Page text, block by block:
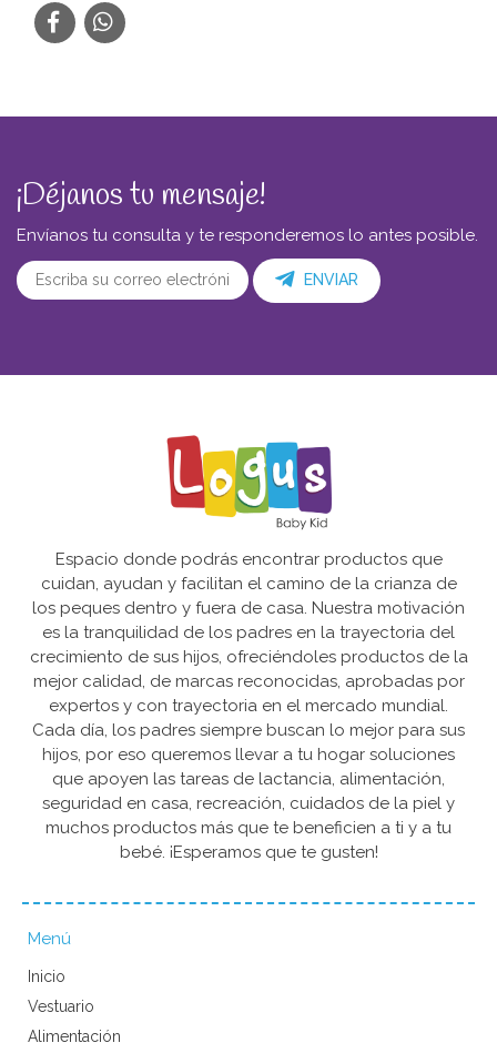
¡Déjanos tu mensaje!
Envíanos tu consulta y te responderemos lo antes posible.
ENVIAR
Espacio donde podrás encontrar productos que
cuidan, ayudan y facilitan el camino de la crianza de
los peques dentro y fuera de casa. Nuestra motivación
es la tranquilidad de los padres en la trayectoria del
crecimiento de sus hijos, ofreciéndoles productos de la
mejor calidad, de marcas reconocidas, aprobadas por
expertos y con trayectoria en el mercado mundial.
Cada día, los padres siempre buscan lo mejor para sus
hijos, por eso queremos llevar a tu hogar soluciones
que apoyen las tareas de lactancia, alimentación,
seguridad en casa, recreación, cuidados de la piel y
muchos productos más que te beneficien a ti y a tu
bebé. ¡Esperamos que te gusten!
Menú
Inicio
Vestuario
Alimentación